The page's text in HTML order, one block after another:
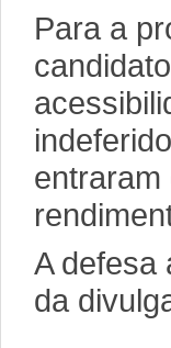
Para a
A defesa
da